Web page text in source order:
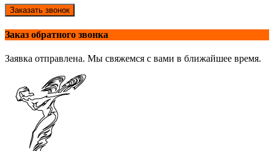
Заказать звонок
Заказ обратного звонка
Заявка отправлена. Мы свяжемся с вами в ближайшее время.